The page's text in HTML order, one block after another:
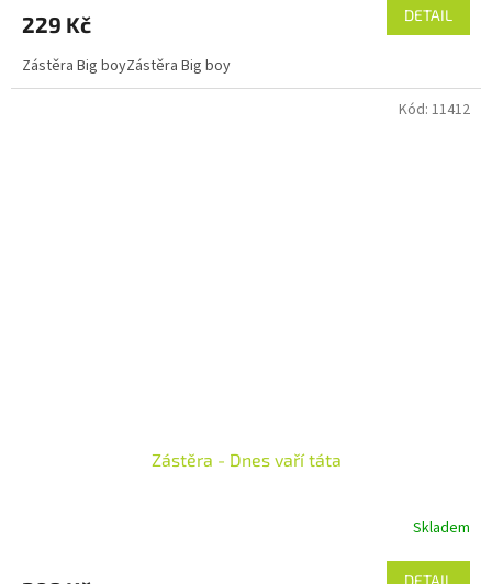
229 Kč DETAIL
Zástěra Big boyZástěra Big boy
Zástěra - Dnes vaří táta
Skladem
DETAIL
Kód: 11412